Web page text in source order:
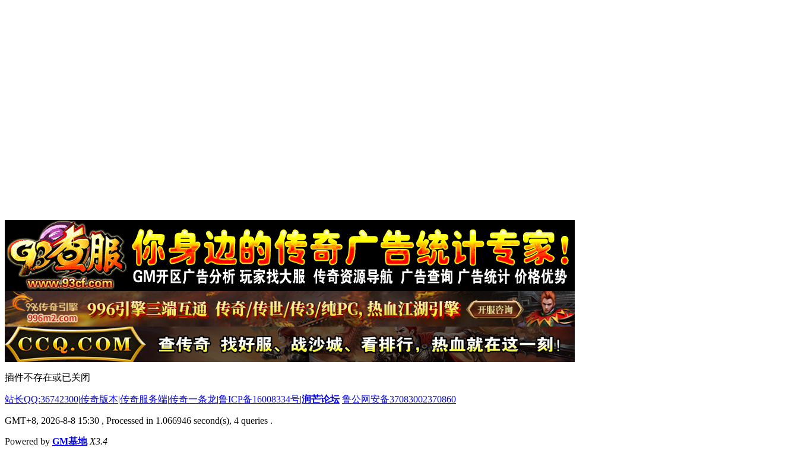
插件不存在或已关闭
站长QQ:36742300|传奇版本|传奇服务端|传奇一条龙|鲁ICP备16008334号|润芒论坛 鲁公网安备37083002370860
GMT+8, 2026-8-8 15:30 , Processed in 1.066946 second(s), 4 queries .
Powered by GM基地 X3.4